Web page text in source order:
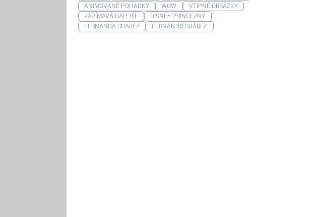
ANIMOVANÉ POHÁDKY
WOW
VTIPNÉ OBRÁZKY
ZAJÍMAVÁ GALERIE
DISNEY PRINCEZNY
FERNANDA SUAREZ
FERNANDO SUÁREZ